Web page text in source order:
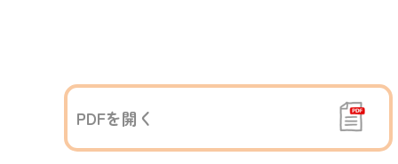
PDFを開く